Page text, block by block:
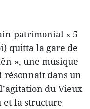
patrimonial « 5
quitta la gare de
», une musique
dans un
du Vieux
et la structure